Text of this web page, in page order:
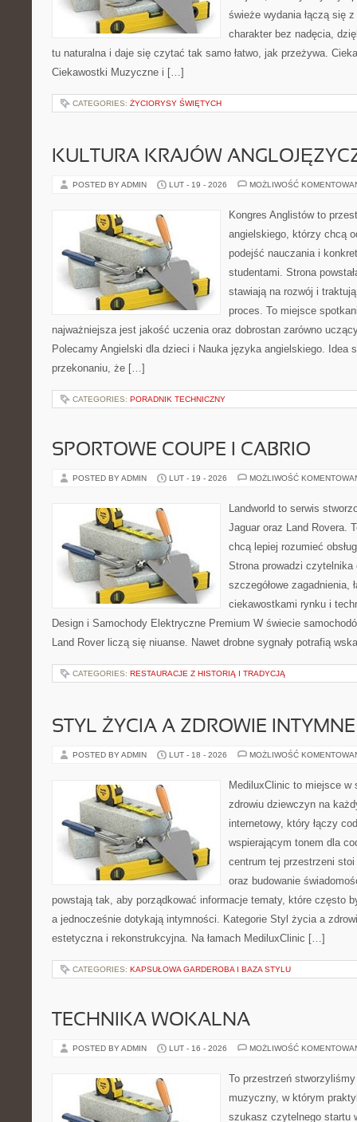
świeże wydania łączą się
charakter bez nadęcia,
tu naturalna i daje się czytać tak samo łatwo, jak przeżywa.
Ciekawostki Muzyczne i […]
CATEGORIES: ŻYCIORYSY ŚWIĘTYCH
KULTURA KRAJÓW
POSTED BY ADMIN LUT - 19 - 2026 MOŻLIWOŚĆ
Kongres Anglistów to
angielskiego, którzy chcą
podejść nauczania i
studentami. Strona
stawiają na rozwój i
proces. To miejsce
najważniejsza jest jakość uczenia oraz dobrostan zarówno
Polecamy Angielski dla dzieci i Nauka języka angielskiego. Idea
przekonaniu, że […]
CATEGORIES: PORADNIK TECHNICZNY
SPORTOWE COUPE I CABRIO
POSTED BY ADMIN LUT - 19 - 2026 MOŻLIWOŚĆ
Landworld to serwis
Jaguar oraz Land Rovera.
chcą lepiej rozumieć
Strona prowadzi czytelnika
szczegółowe zagadnienia,
ciekawostkami rynku i
Design i Samochody Elektryczne Premium W świecie
Land Rover liczą się niuanse. Nawet drobne sygnały potrafią
CATEGORIES: RESTAURACJE Z HISTORIĄ I TRADYCJĄ
STYL ŻYCIA A ZDROWIE INTYMNE
POSTED BY ADMIN LUT - 18 - 2026 MOŻLIWOŚĆ
MediluxClinic to miejsce
zdrowiu dziewczyn na
internetowy, który łączy
wspierającym tonem dla
centrum tej przestrzeni
oraz budowanie
powstają tak, aby porządkować informacje tematy, które często
a jednocześnie dotykają intymności. Kategorie Styl życia a
estetyczna i rekonstrukcyjna. Na łamach MediluxClinic […]
CATEGORIES: KAPSUŁOWA GARDEROBA I BAZA STYLU
TECHNIKA WOKALNA
POSTED BY ADMIN LUT - 16 - 2026 MOŻLIWOŚĆ
To przestrzeń
muzyczny, w którym
szukasz czytelnego startu